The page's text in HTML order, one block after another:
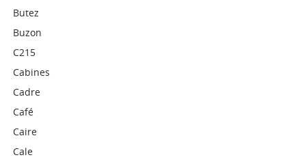
Butez
Buzon
C215
Cabines
Cadre
Café
Caire
Cale